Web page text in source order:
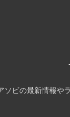
ソビの最新情報や